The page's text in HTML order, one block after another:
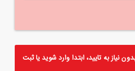
به تایید، ابتداواردشوید یاثبت